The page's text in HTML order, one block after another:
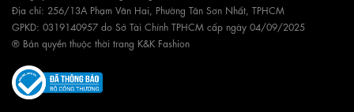
Địa chỉ: 256/13A Phạm Văn Hai, Phường Tân Sơn Nhất, TPHCM
GPKD: 0319140957 do Sở Tài Chính TPHCM cấp ngày 04/09/2025
® Bản quyền thuộc thời trang K&K Fashion